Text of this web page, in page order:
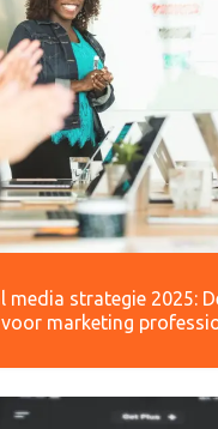
media strategie 2025:
marketing